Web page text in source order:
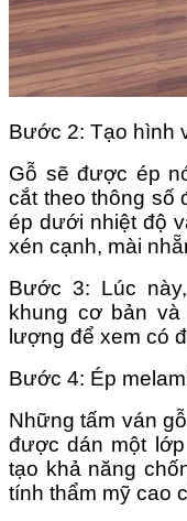
Bước 2: Tạo hình
Gỗ sẽ được ép
cắt theo thông số
ép dưới nhiệt độ
xén cạnh, mài
Bước 3: Lúc
khung cơ bản
lượng để xem có
Bước 4: Ép
Những tấm ván
được dán một
tạo khả năng
tính thẩm mỹ cao